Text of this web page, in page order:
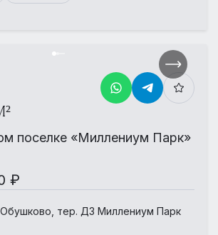
поселке «Миллениум Парк»
₽
Обушково, тер. ДЗ Миллениум Парк